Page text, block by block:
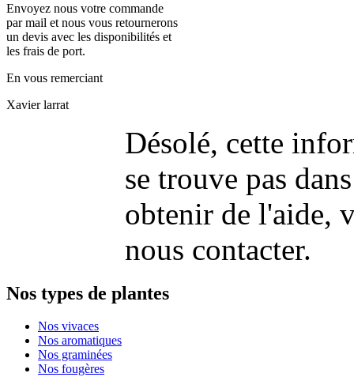
Envoyez nous votre commande
par mail et nous vous retournerons
un devis avec les disponibilités et
les frais de port.
En vous remerciant
Xavier larrat
Désolé, cette
se trouve pas
obtenir de l'aide,
nous contacter.
Nos types de plantes
Nos vivaces
Nos aromatiques
Nos graminées
Nos fougères